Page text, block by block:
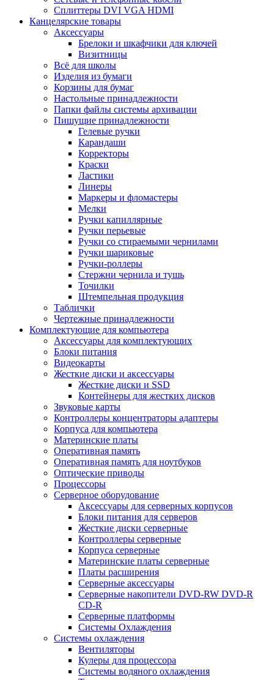
Сплиттеры DVI VGA HDMI
Канцелярские товары
Аксессуары
Брелоки и шкафчики для ключей
Визитницы
Всё для школы
Изделия из бумаги
Корзины для бумаг
Настольные принадлежности
Папки файлы системы архивации
Пишущие принадлежности
Гелевые ручки
Карандаши
Корректоры
Краски
Ластики
Линеры
Маркеры и фломастеры
Мелки
Ручки капиллярные
Ручки перьевые
Ручки со стираемыми чернилами
Ручки шариковые
Ручки-роллеры
Стержни чернила и тушь
Точилки
Штемпельная продукция
Таблички
Чертежные принадлежности
Комплектующие для компьютера
Аксессуары для комплектующих
Блоки питания
Видеокарты
Жесткие диски и аксессуары
Жесткие диски и SSD
Контейнеры для жестких дисков
Звуковые карты
Контроллеры концентраторы адаптеры
Корпуса для компьютера
Материнские платы
Оперативная память
Оперативная память для ноутбуков
Оптические приводы
Процессоры
Серверное оборудование
Аксессуары для серверных корпусов
Блоки питания для серверов
Жесткие диски серверные
Контроллеры серверные
Корпуса серверные
Материнские платы серверные
Платы расширения
Серверные аксессуары
Серверные накопители DVD-RW DVD-R
CD-R
Серверные платформы
Системы Охлаждения
Системы охлаждения
Вентиляторы
Кулеры для процессора
Системы водяного охлаждения